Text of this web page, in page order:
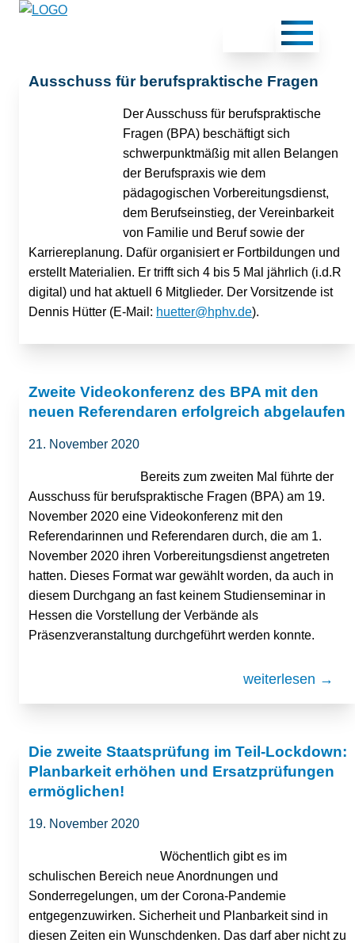
Ausschuss für berufspraktische Fragen
Der Ausschuss für berufspraktische
Fragen (BPA) beschäftigt sich
schwerpunktmäßig mit allen Belangen
der Berufspraxis wie dem
pädagogischen Vorbereitungsdienst,
dem Berufseinstieg, der Vereinbarkeit
von Familie und Beruf sowie der
Karriereplanung. Dafür organisiert er Fortbildungen und
erstellt Materialien. Er trifft sich 4 bis 5 Mal jährlich (i.d.R
digital) und hat aktuell 6 Mitglieder. Der Vorsitzende ist
Dennis Hütter (E-Mail: huetter@hphv.de).
Zweite Videokonferenz des BPA mit den
neuen Referendaren erfolgreich abgelaufen
21. November 2020
Bereits zum zweiten Mal führte der
Ausschuss für berufspraktische Fragen (BPA) am 19.
November 2020 eine Videokonferenz mit den
Referendarinnen und Referendaren durch, die am 1.
November 2020 ihren Vorbereitungsdienst angetreten
hatten. Dieses Format war gewählt worden, da auch in
diesem Durchgang an fast keinem Studienseminar in
Hessen die Vorstellung der Verbände als
Präsenzveranstaltung durchgeführt werden konnte.
weiterlesen →
Die zweite Staatsprüfung im Teil-Lockdown:
Planbarkeit erhöhen und Ersatzprüfungen
ermöglichen!
19. November 2020
Wöchentlich gibt es im
schulischen Bereich neue Anordnungen und
Sonderregelungen, um der Corona-Pandemie
entgegenzuwirken. Sicherheit und Planbarkeit sind in
diesen Zeiten ein Wunschdenken. Das darf aber nicht zu